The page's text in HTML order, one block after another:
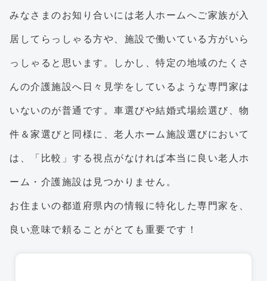
みなさまのお知り合いには老人ホームへご家族が入
居してらっしゃる方や、施設で働いている方がいら
っしゃると思います。しかし、特定の地域のたくさ
んの介護施設へ日々見学をしているような専門家は
いないのが普通です。車選びや結婚式場絵選び、物
件＆家選びと同様に、老人ホーム施設選びにおいて
は、「比較」する視点がなければ本当に良い老人ホ
ーム・介護施設は見つかりません。
お住まいの都道府県内の情報に特化した専門家を、
良い意味で頼ることがとても重要です！